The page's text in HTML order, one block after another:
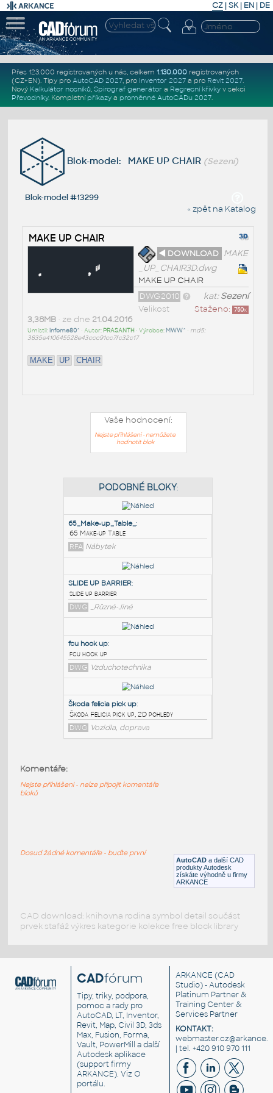
CZ | SK| EN | DE
Přes 123.000 registrovaných u nás, celkem 1.130.000registrovaných
(CZ+EN). Tipy pro AutoCAD 2027, pro Inventor 2027a pro Revit 2027.
Nový Kalkulátor nosníků, Spirograf generátor a Regresní křivkyv sekci
Převodníky. Kompletní příkazya proměnné AutoCADu 2027.
Blok-model: MAKE UP CHAIR (Sezení)
Blok-model #13299
« zpět na Katalog
MAKE UP CHAIR
◄ DOWNLOAD MAKE
_UP_CHAIR3D.dwg
MAKE UP CHAIR
kat:Sezení
DWG2010
Staženo: 750x
Velikost
3,38MB• ze dne 21.04.2016
Umístil:infome80^ • Autor: PRASANTH • Výrobce: MWW^ • md5:
3835e410645528e43ccc91cc7fc32c17
MAKE UP CHAIR
Vaše hodnocení:
Nejste přihlášeni - nemůžete
hodnotit blok
PODOBNÉ BLOKY:
65_Make-up_Table_:
65 Make-up Table
RFA Nábytek
SLIDE UP BARRIER
slide up barrier
DWG _Různé-Jiné
DWG Vzduchotechnika
DWG Vozidla, dopravaAutoCAD a další CAD
produkty Autodesk
získáte výhodně u firmy
ARKANCE
Komentáře:
Nejste přihlášeni - nelze připojit komentáře
bloků
Dosud žádné komentáře - buďte první
CAD download: knihovna rodina symbol detail součást
prvek stafáž výkres kategorie kolekce free block library
CADfórum
Tipy, triky, podpora,
pomoc a rady pro
AutoCAD, LT, Inventor,
Revit, Map, Civil 3D, 3ds
Max, Fusion, Forma,
Vault, PowerMill a další
Autodesk aplikace
(support firmy
ARKANCE). VizO
portálu.
ARKANCE (CAD
Studio) - Autodesk
Platinum Partner &
Training Center &
Services Partner
KONTAKT:
| tel. +420 910 970 111